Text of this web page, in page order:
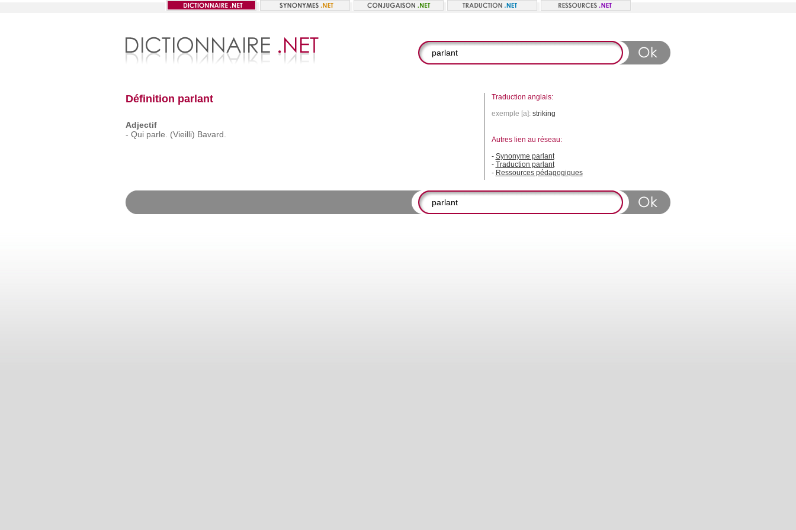
Définition parlant
Adjectif
- Qui parle. (Vieilli) Bavard.
Traduction anglais:
exemple [a]: striking
Autres lien au réseau:
- Synonyme parlant
- Traduction parlant
- Ressources pédagogiques